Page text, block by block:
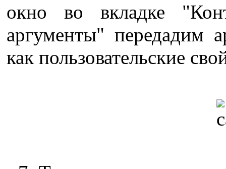
окно во вкладке
аргументы" передадим
как пользовательские